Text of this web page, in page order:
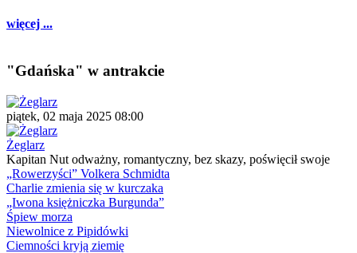
więcej ...
"Gdańska" w antrakcie
piątek, 02 maja 2025 08:00
Żeglarz
Kapitan Nut odważny, romantyczny, bez skazy, poświęcił swoje
„Rowerzyści” Volkera Schmidta
Charlie zmienia się w kurczaka
„Iwona księżniczka Burgunda”
Śpiew morza
Niewolnice z Pipidówki
Ciemności kryją ziemię